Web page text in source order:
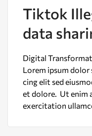
Tiktok
data
Digital
Lorem ipsum
cing elit sed
et dolore. Ut enim
exercitation